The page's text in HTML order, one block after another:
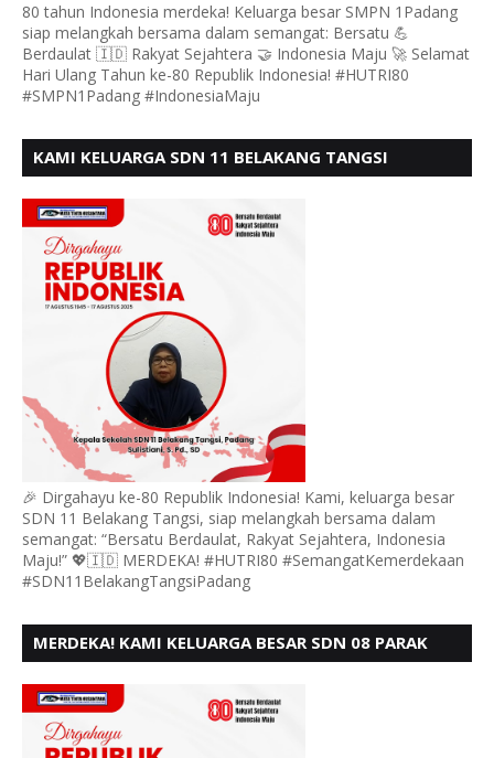
80 tahun Indonesia merdeka! Keluarga besar SMPN 1Padang
siap melangkah bersama dalam semangat: Bersatu 💪
Berdaulat 🇮🇩 Rakyat Sejahtera 🤝 Indonesia Maju 🚀 Selamat
Hari Ulang Tahun ke-80 Republik Indonesia! #HUTRI80
#SMPN1Padang #IndonesiaMaju
KAMI KELUARGA SDN 11 BELAKANG TANGSI
🎉 Dirgahayu ke-80 Republik Indonesia! Kami, keluarga besar
SDN 11 Belakang Tangsi, siap melangkah bersama dalam
semangat: “Bersatu Berdaulat, Rakyat Sejahtera, Indonesia
Maju!” 💖🇮🇩 MERDEKA! #HUTRI80 #SemangatKemerdekaan
#SDN11BelakangTangsiPadang
MERDEKA! KAMI KELUARGA BESAR SDN 08 PARAK
- 80,